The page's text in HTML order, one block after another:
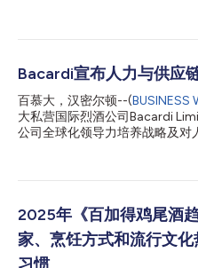
酒师访谈的数据，以及TFL的趋
最受欢迎的鸡尾酒榜单，以及法
非饮酒更少，他们只是饮酒时
性。在全球范围内，我们发现
无论是与朋友面对面相聚、探索
结。趋势已从数字便捷性转向人
Bacardi宣布人力与供应
百慕大，汉密尔顿--(BUSINESS
大私营国际烈酒公司Bacardi
公司全球化领导力培养战略及对
管理和能力建设等核心领域，为
Dave此前担任首席供应链官，
链——从全球运营基地与物流管
的卓越品质与口感，再到统筹所
阿姆斯特丹、上海、墨西哥、英
2025年《百加得鸡尾酒
家、烹饪方式和流行文